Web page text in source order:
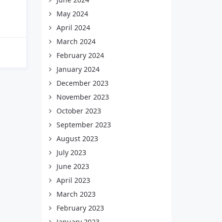
May 2024
April 2024
March 2024
February 2024
January 2024
December 2023
November 2023
October 2023
September 2023
August 2023
July 2023
June 2023
April 2023
March 2023
February 2023